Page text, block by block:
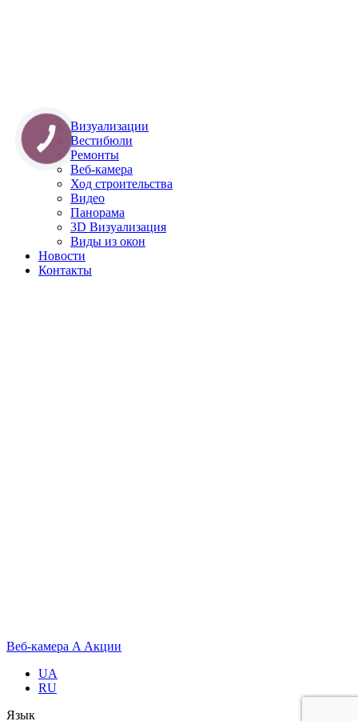
Визуализации
Вестибюли
Ремонты
Веб-камера
Ход строительства
Видео
Панорама
3D Визуализация
Виды из окон
Новости
Контакты
Веб-камера A Акции
UA
RU
Язык